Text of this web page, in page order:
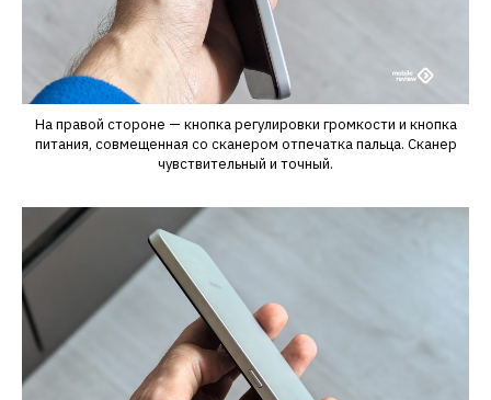
На правой стороне — кнопка регулировки громкости и кнопка
питания, совмещенная со сканером отпечатка пальца. Сканер
чувствительный и точный.